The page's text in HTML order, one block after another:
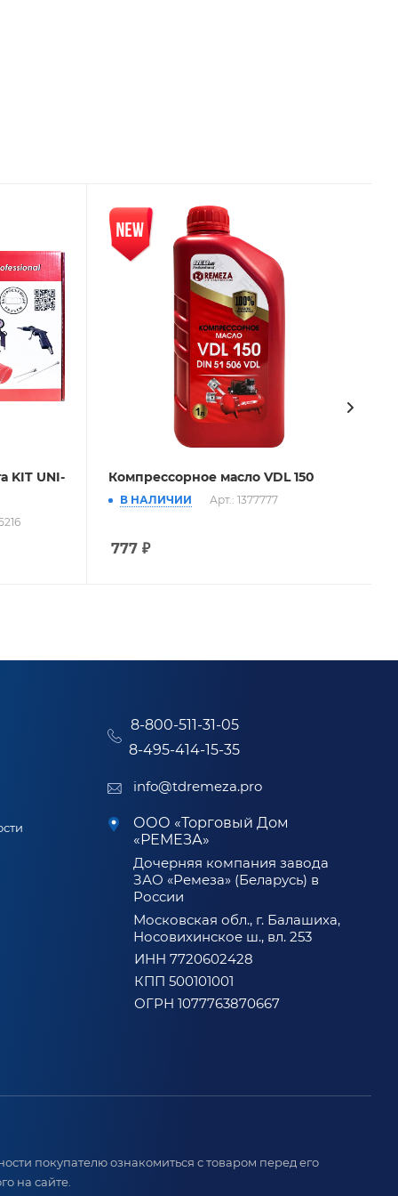
KIT UNI-
Компрессорное масло VDL 150
В НАЛИЧИИ Арт.: 1377777
777 ₽
8-800-511-31-05
8-495-414-15-35
info@tdremeza.pro
ООО «Торговый Дом
«РЕМЕЗА»
Дочерняя компания завода
ЗАО «Ремеза» (Беларусь) в
России
Московская обл., г. Балашиха,
Носовихинское ш., вл. 253
ИНН 7720602428
КПП 500101001
ОГРН 1077763870667
покупателю ознакомиться с товаром перед его
на сайте.